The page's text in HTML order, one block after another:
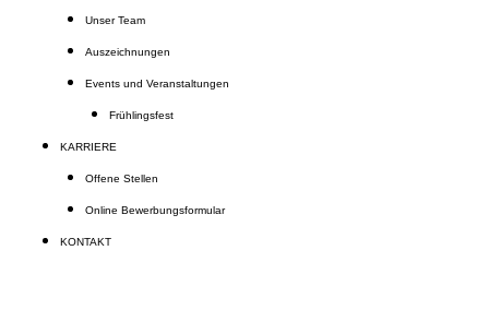
Unser Team
Auszeichnungen
Events und Veranstaltungen
Frühlingsfest
KARRIERE
Offene Stellen
Online Bewerbungsformular
KONTAKT